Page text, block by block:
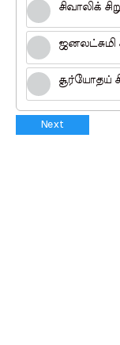
சிவாலிக்
ஜனலட்சுமி
சூர்யோதய்
Next